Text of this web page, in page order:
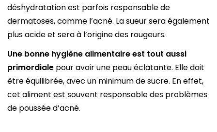
déshydratation est parfois responsable de
dermatoses, comme l’acné. La sueur sera également
plus acide et sera à l’origine des rougeurs.
Une bonne hygiène alimentaire est tout aussi
primordiale pour avoir une peau éclatante. Elle doit
être équilibrée, avec un minimum de sucre. En effet,
cet aliment est souvent responsable des problèmes
de poussée d’acné.